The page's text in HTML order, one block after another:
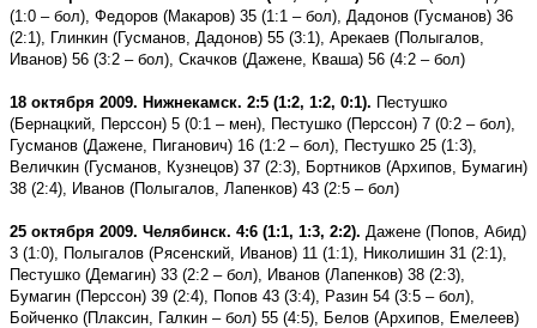
(1:0 – бол), Федоров (Макаров) 35 (1:1 – бол), Дадонов (Гусманов) 36
(2:1), Глинкин (Гусманов, Дадонов) 55 (3:1), Арекаев (Полыгалов,
Иванов) 56 (3:2 – бол), Скачков (Дажене, Кваша) 56 (4:2 – бол)
18 октября 2009. Нижнекамск. 2:5 (1:2, 1:2, 0:1). Пестушко
(Бернацкий, Перссон) 5 (0:1 – мен), Пестушко (Перссон) 7 (0:2 – бол),
Гусманов (Дажене, Пиганович) 16 (1:2 – бол), Пестушко 25 (1:3),
Величкин (Гусманов, Кузнецов) 37 (2:3), Бортников (Архипов, Бумагин)
38 (2:4), Иванов (Полыгалов, Лапенков) 43 (2:5 – бол)
25 октября 2009. Челябинск. 4:6 (1:1, 1:3, 2:2). Дажене (Попов, Абид)
3 (1:0), Полыгалов (Рясенский, Иванов) 11 (1:1), Николишин 31 (2:1),
Пестушко (Демагин) 33 (2:2 – бол), Иванов (Лапенков) 38 (2:3),
Бумагин (Перссон) 39 (2:4), Попов 43 (3:4), Разин 54 (3:5 – бол),
Бойченко (Плаксин, Галкин – бол) 55 (4:5), Белов (Архипов, Емелеев)